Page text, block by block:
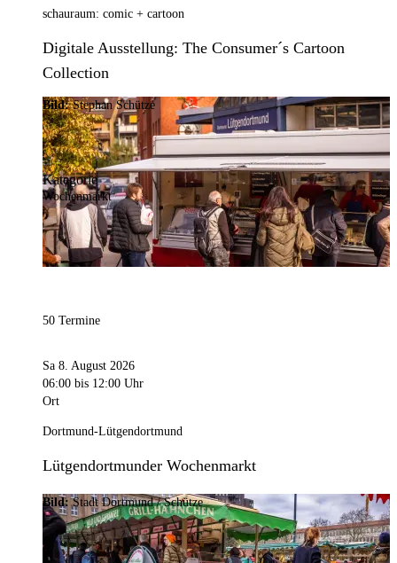
schauraum: comic + cartoon
Digitale Ausstellung: The Consumer´s Cartoon
Collection
Bild:Stephan Schütze
Kategorie
Wochenmarkt
50 Termine
Sa 8. August 2026
06:00 bis 12:00 Uhr
Ort
Dortmund-Lütgendortmund
Lütgendortmunder Wochenmarkt
Bild:Stadt Dortmund / Schütze